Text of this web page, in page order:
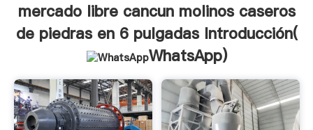
mercado libre cancun molinos caseros
de piedras en 6 pulgadas Introducción(
WhatsApp)